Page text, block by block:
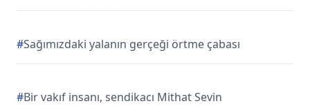
#Sağımızdaki yalanın gerçeği örtme çabası
#Bir vakıf insanı, sendikacı Mithat Sevin